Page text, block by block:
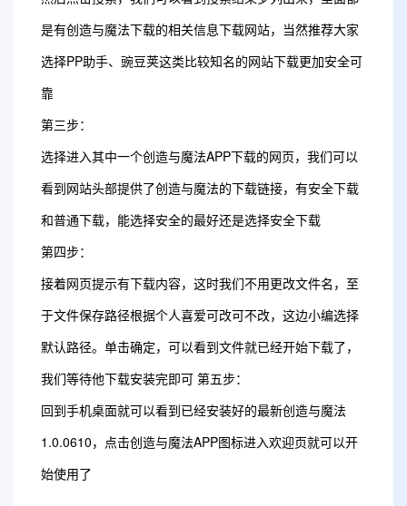
是有创造与魔法下载的相关信息下载网站，当然推荐大家
选择PP助手、豌豆荚这类比较知名的网站下载更加安全可
靠
第三步：
选择进入其中一个创造与魔法APP下载的网页，我们可以
看到网站头部提供了创造与魔法的下载链接，有安全下载
和普通下载，能选择安全的最好还是选择安全下载
第四步：
接着网页提示有下载内容，这时我们不用更改文件名，至
于文件保存路径根据个人喜爱可改可不改，这边小编选择
默认路径。单击确定，可以看到文件就已经开始下载了，
我们等待他下载安装完即可 第五步：
回到手机桌面就可以看到已经安装好的最新创造与魔法
1.0.0610，点击创造与魔法APP图标进入欢迎页就可以开
始使用了